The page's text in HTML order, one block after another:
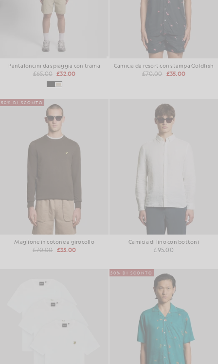
Pantaloncini da spiaggia con trama
£65.00 £32.00
Camicia da resort con stampa Goldfish
£70.00 £35.00
50% DI SCONTO
Maglione in cotone a girocollo
£70.00 £35.00
Camicia di lino con bottoni
£95.00
50% DI SCONTO